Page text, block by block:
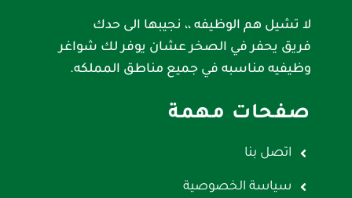
لا تشيل هم الوظيفه ،، نجيبها الى حدك
فريق يحفر في الصخر عشان يوفر لك شواغر
وظيفيه مناسبه في جميع مناطق المملكه.
صفحات مهمة
اتصل بنا
سياسة الخصوصية